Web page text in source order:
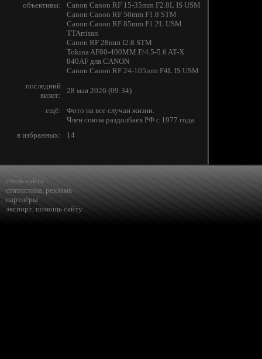
объективы:
Canon Canon RF 15-35mm F2.8L IS USM
Canon Canon RF 50mm F1.8 STM
Canon Canon RF 85mm F1.2L USM
TTArtisan
Canon RF 28mm f2.8 STM
Tokina AF80-400MM F/4.5-5.6 AT-X
840AF для CANON
Canon Canon RF 24-105mm F4L IS USM
последний
визит:
28 мая 2026 (09:34)
ещё:
Фото на все случаи жизни.
Член союза раздолбаев РФ с 1977 года.
в избранных:
14
стиль сайта
статистика, реклама
партнёры
экспорт, помощь сайту